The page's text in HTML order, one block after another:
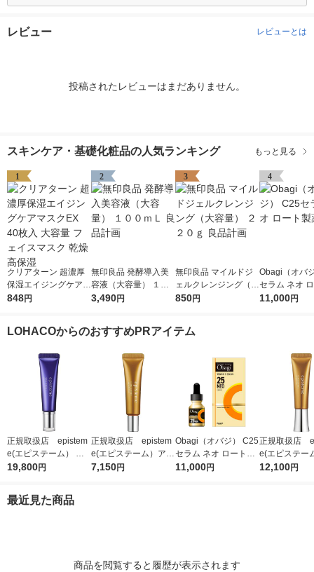
レビュー レビューとは
投稿されたレビューはまだありません。
スキンケア・基礎化粧品の人気ランキング もっと見る
1
クリアターン 超濃厚
保湿エイジングケアマ
スクEX 40枚入 大容量
848円
2
無印良品 発酵導入美
容液（大容量） １０
０ｍＬ 良品計画
3,490円
3
無印良品 マイルドジ
ェルクレンジング（大
容量） ２２０ｇ 良品
850円
4
Obagi（オバ
セラム ネオ
薬
11,000円
LOHACOからのおすすめPRアイテム
正規取扱店 epistem
e(エピステーム） ス
テムサイエンスアイ 1
19,800円
正規取扱店 epistem
e(エピステーム）アイ
パーフェクトショット
7,150円
Obagi（オバジ） C25
セラム ネオ ロート製
薬
11,000円
正規取扱店
e(エピステー
パーフェクト
12,100円
最近見た商品
商品を閲覧すると履歴が表示されます